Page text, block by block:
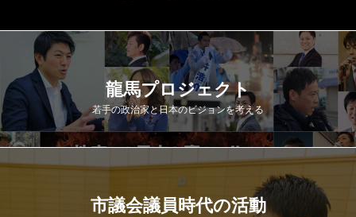
龍馬プロジェクト
若手の政治家と日本のビジョンを考える
市議会議員時代の活動